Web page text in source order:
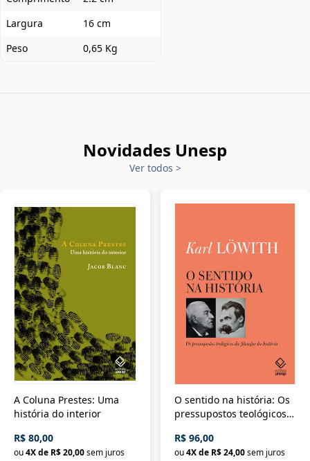
Largura
16 cm
Peso
0,65 Kg
Novidades Unesp
Ver todos >
A Coluna Prestes: Uma
história do interior
R$ 80,00
ou4X de R$ 20,00sem juros
O sentido na história: Os
pressupostos teológicos
R$ 96,00
ou 4X de R$ 24,00 sem juros